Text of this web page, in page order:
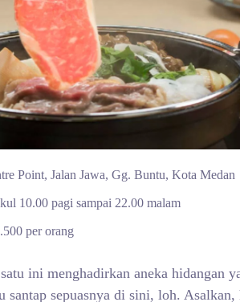
Point, Jalan Jawa, Gg. Buntu, Kota Medan
10.00 pagi sampai 22.00 malam
per orang
ini menghadirkan aneka hidangan
santap sepuasnya di sini, loh.